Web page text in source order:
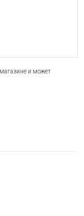
и может